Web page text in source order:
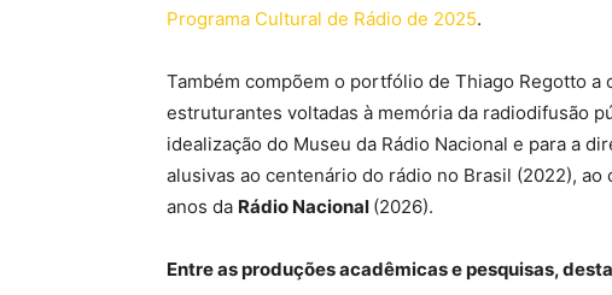
Programa Cultural de Rádio de 2025.
Também compõem o portfólio de Thiago Regotto
estruturantes voltadas à memória da radiodifusão
idealização do Museu da Rádio Nacional e para a
alusivas ao centenário do rádio no Brasil (2022), ao
anos da Rádio Nacional (2026).
Entre as produções acadêmicas e pesquisas,